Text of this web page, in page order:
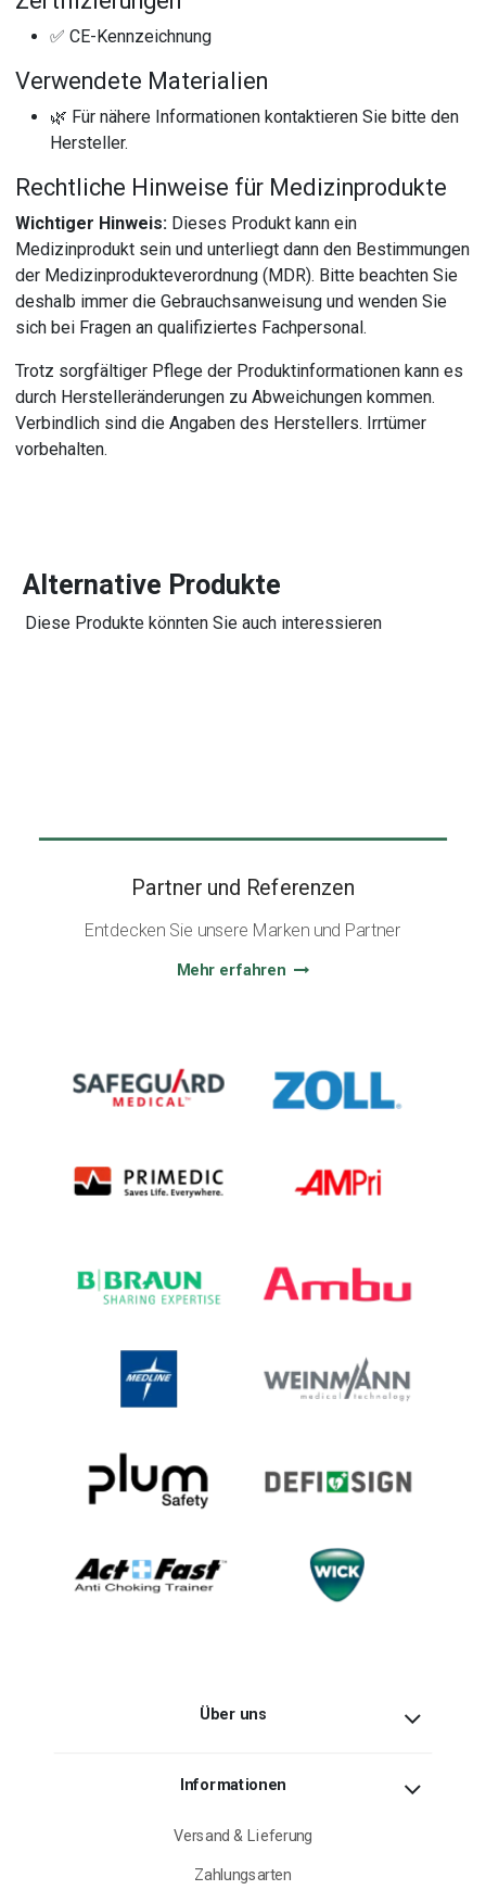
✅ CE-Kennzeichnung
Verwendete Materialien
🌿 Für nähere Informationen kontaktieren Sie bitte den
Hersteller.
Rechtliche Hinweise für Medizinprodukte
Wichtiger Hinweis: Dieses Produkt kann ein
Medizinprodukt sein und unterliegt dann den Bestimmungen
der Medizinprodukteverordnung (MDR). Bitte beachten Sie
deshalb immer die Gebrauchsanweisung und wenden Sie
sich bei Fragen an qualifiziertes Fachpersonal.
Trotz sorgfältiger Pflege der Produktinformationen kann es
durch Herstelleränderungen zu Abweichungen kommen.
Verbindlich sind die Angaben des Herstellers. Irrtümer
vorbehalten.
Alternative Produkte
Diese Produkte könnten Sie auch interessieren
Partner und Referenzen
Entdecken Sie unsere Marken und Partner
Mehr erfahren
Über uns
Informationen
Versand & Lieferung
Zahlungsarten